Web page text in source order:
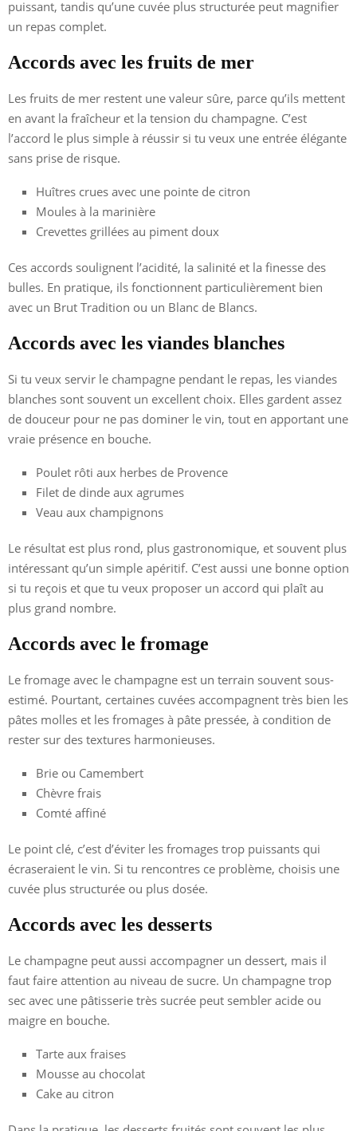
puissant, tandis qu’une cuvée plus structurée peut magnifier
un repas complet.
Accords avec les fruits de mer
Les fruits de mer restent une valeur sûre, parce qu’ils mettent
en avant la fraîcheur et la tension du champagne. C’est
l’accord le plus simple à réussir si tu veux une entrée élégante
sans prise de risque.
Huîtres crues avec une pointe de citron
Moules à la marinière
Crevettes grillées au piment doux
Ces accords soulignent l’acidité, la salinité et la finesse des
bulles. En pratique, ils fonctionnent particulièrement bien
avec un Brut Tradition ou un Blanc de Blancs.
Accords avec les viandes blanches
Si tu veux servir le champagne pendant le repas, les viandes
blanches sont souvent un excellent choix. Elles gardent assez
de douceur pour ne pas dominer le vin, tout en apportant une
vraie présence en bouche.
Poulet rôti aux herbes de Provence
Filet de dinde aux agrumes
Veau aux champignons
Le résultat est plus rond, plus gastronomique, et souvent plus
intéressant qu’un simple apéritif. C’est aussi une bonne option
si tu reçois et que tu veux proposer un accord qui plaît au
plus grand nombre.
Accords avec le fromage
Le fromage avec le champagne est un terrain souvent sous-
estimé. Pourtant, certaines cuvées accompagnent très bien les
pâtes molles et les fromages à pâte pressée, à condition de
rester sur des textures harmonieuses.
Brie ou Camembert
Chèvre frais
Comté affiné
Le point clé, c’est d’éviter les fromages trop puissants qui
écraseraient le vin. Si tu rencontres ce problème, choisis une
cuvée plus structurée ou plus dosée.
Accords avec les desserts
Le champagne peut aussi accompagner un dessert, mais il
faut faire attention au niveau de sucre. Un champagne trop
sec avec une pâtisserie très sucrée peut sembler acide ou
maigre en bouche.
Tarte aux fraises
Mousse au chocolat
Cake au citron